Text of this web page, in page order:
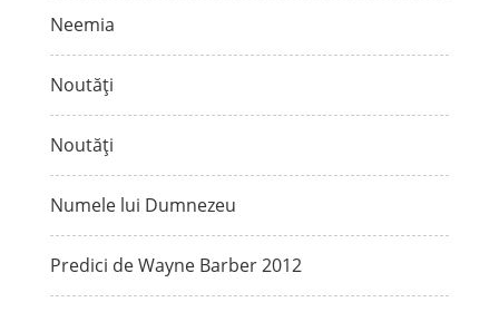
Neemia
Noutăți
Noutăți
Numele lui Dumnezeu
Predici de Wayne Barber 2012